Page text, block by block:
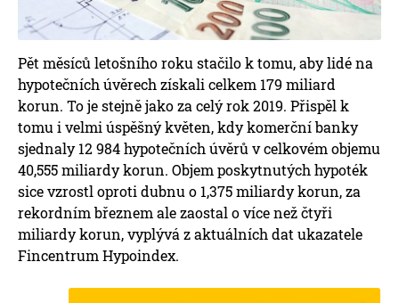
Pět měsíců letošního roku stačilo k tomu, aby lidé na
hypotečních úvěrech získali celkem 179 miliard
korun. To je stejně jako za celý rok 2019. Přispěl k
tomu i velmi úspěšný květen, kdy komerční banky
sjednaly 12 984 hypotečních úvěrů v celkovém objemu
40,555 miliardy korun. Objem poskytnutých hypoték
sice vzrostl oproti dubnu o 1,375 miliardy korun, za
rekordním březnem ale zaostal o více než čtyři
miliardy korun, vyplývá z aktuálních dat ukazatele
Fincentrum Hypoindex.